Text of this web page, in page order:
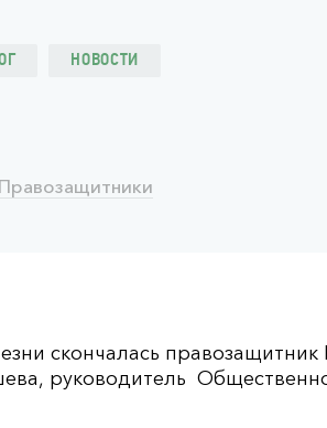
НОВОСТИ
Правозащитники
скончалась правозащитник
руководитель